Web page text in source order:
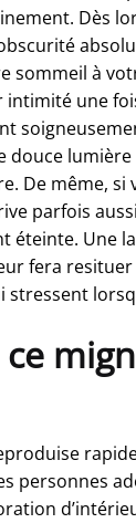
Dès
sommeil à
une
douce
De même,
parfois
Une
fera
personnes